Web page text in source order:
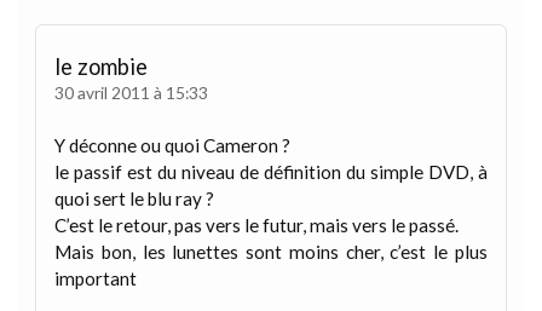
le zombie
30 avril 2011 à 15:33
Y déconne ou quoi Cameron ?
le passif est du niveau de définition du simple DVD, à
quoi sert le blu ray ?
C’est le retour, pas vers le futur, mais vers le passé.
Mais bon, les lunettes sont moins cher, c’est le plus
important